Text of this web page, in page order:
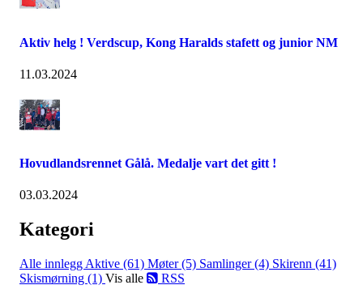
Aktiv helg ! Verdscup, Kong Haralds stafett og junior NM
11.03.2024
Hovudlandsrennet Gålå. Medalje vart det gitt !
03.03.2024
Kategori
Alle innlegg Aktive (61) Møter (5) Samlinger (4) Skirenn (41)
Skismørning (1) Vis alle RSS